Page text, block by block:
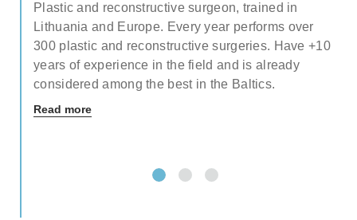
Plastic and reconstructive surgeon, trained in
Lithuania and Europe. Every year performs over
300 plastic and reconstructive surgeries. Have +10
years of experience in the field and is already
considered among the best in the Baltics.
Read more